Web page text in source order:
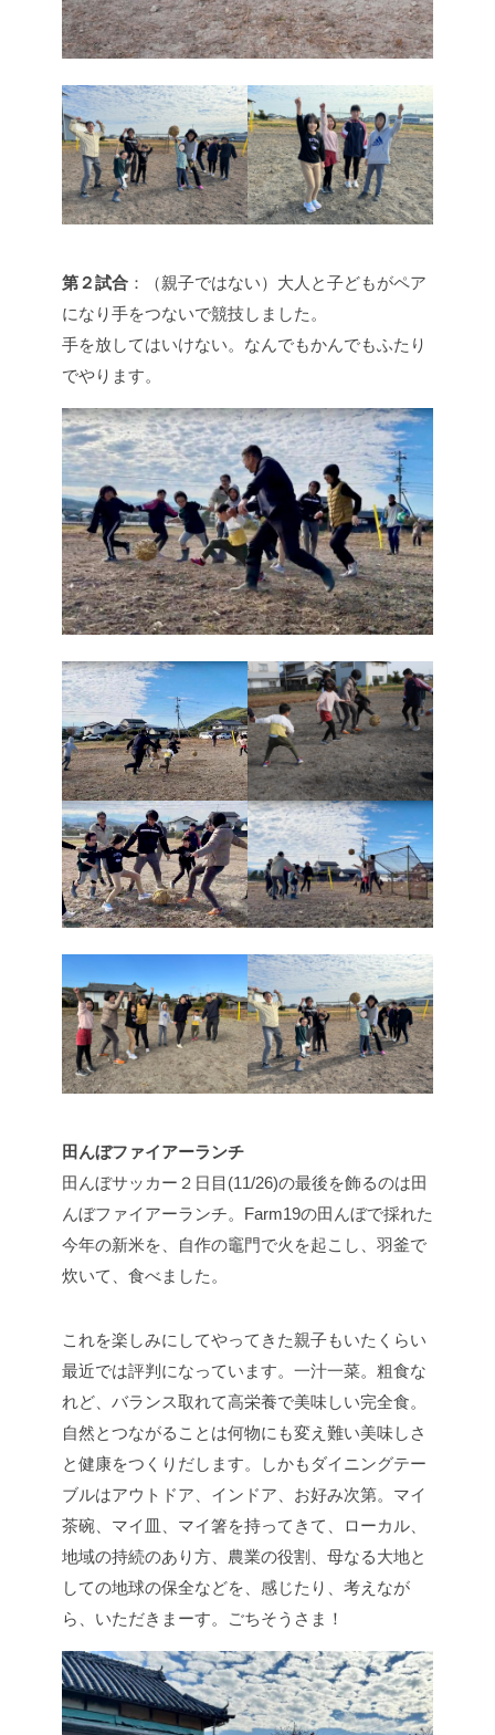
第２試合 ：（親子ではない）大人と子どもがペア
になり手をつないで競技しました。
手を放してはいけない。なんでもかんでもふたり
でやります。
田んぼファイアーランチ
田んぼサッカー２日目(11/26)の最後を飾るのは田
んぼファイアーランチ。Farm19の田んぼで採れた
今年の新米を、自作の竈門で火を起こし、羽釜で
炊いて、食べました。
これを楽しみにしてやってきた親子もいたくらい
最近では評判になっています。一汁一菜。粗食な
れど、バランス取れて高栄養で美味しい完全食。
自然とつながることは何物にも変え難い美味しさ
と健康をつくりだします。しかもダイニングテー
ブルはアウトドア、インドア、お好み次第。マイ
茶碗、マイ皿、マイ箸を持ってきて、ローカル、
地域の持続のあり方、農業の役割、母なる大地と
しての地球の保全などを、感じたり、考えなが
ら、いただきまーす。ごちそうさま！